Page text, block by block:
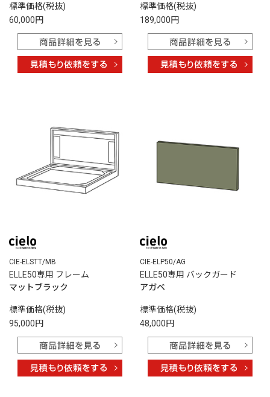
標準価格(税抜)
60,000円
標準価格(税抜)
189,000円
CIE-ELSTT/MB
ELLE50専用 フレーム
マットブラック
標準価格(税抜)
95,000円
CIE-ELP50/AG
ELLE50専用 バックガード
アガベ
標準価格(税抜)
48,000円